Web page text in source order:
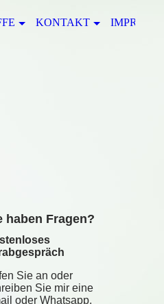
KONTAKT
haben Fragen?
Sie an oder
Sie mir eine
oder Whatsapp.